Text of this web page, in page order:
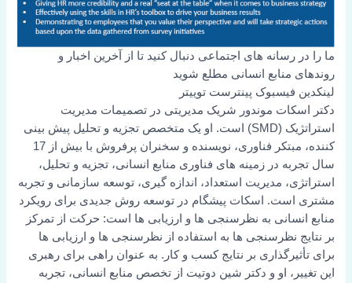
ما را در رسانه های اجتماعی دنبال کنید تا از آخرین اخبار و
روندهای منابع انسانی مطلع شوید
لینکدین فیسبوک پینترست توییتر
دکتر اسکات موندور شریک مدیریتی در تصمیمات مدیریت
استراتژیک (SMD) است. او یک متخصص تجزیه و تحلیل پیش بینی
کننده، مبتکر فناوری، نویسنده و سخنران پرفروش با بیش از 17
سال تجربه در زمینه های فناوری منابع انسانی، تجزیه و تحلیل،
استراتژی، مدیریت استعداد، اندازه گیری، توسعه سازمانی و تجربه
مشتری است. اسکات پیشگام در توسعه روش جدیدی برای رویکرد
منابع انسانی به نظرسنجی ها و ارزیابی ها است: حرکت از تمرکز
بر نتایج نظرسنجی ها به استفاده از نظرسنجی ها و ارزیابی ها
برای تأثیرگذاری بر نتایج کسب و کار. به عنوان راهی برای رهبری
این تغییر، او و دکتر شین دوتیت از تخصص منابع انسانی، تجربه